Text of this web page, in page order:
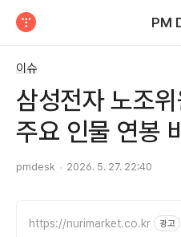
PM
이슈
삼성전자 노조
주요 인물 연봉
pmdesk 2026. 5. 27. 22:40
https://nurimarket.co.kr 광고